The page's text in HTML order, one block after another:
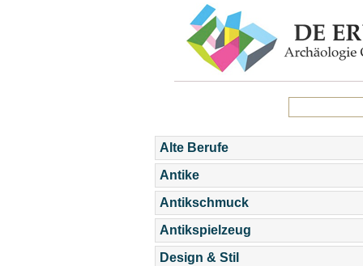
Alte Berufe
Antike
Antikschmuck
Antikspielzeug
Design & Stil